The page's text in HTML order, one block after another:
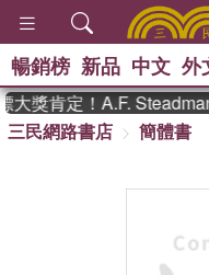
暢銷榜 新品 中文 外
獎肯定！A.F.
三民網路書店
簡體書